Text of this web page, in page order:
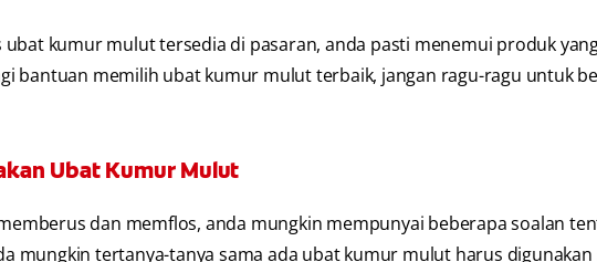
ubat kumur mulut tersedia di pasaran, anda pasti menemui produk
bantuan memilih ubat kumur mulut terbaik, jangan ragu-ragu untuk
Ubat Kumur Mulut
dan memflos, anda mungkin mempunyai beberapa soalan
mungkin tertanya-tanya sama ada ubat kumur mulut harus digunakan